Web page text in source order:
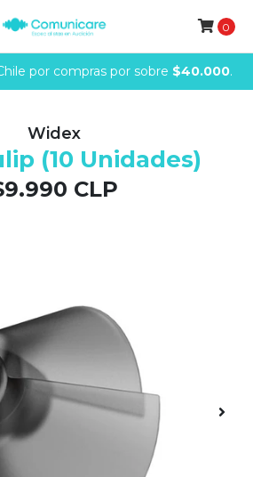
por compras por sobre $40.000.
0
Widex
(10 Unidades)
CLP